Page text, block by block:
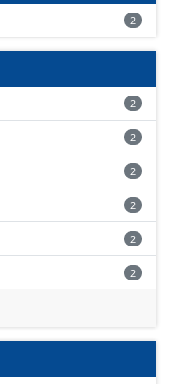
jour. Il est filtré au-
aux SCI.
2
2
2
2
2
2
2